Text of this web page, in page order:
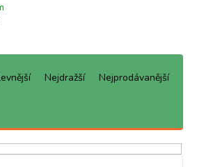
Nejdražší Nejprodávanější